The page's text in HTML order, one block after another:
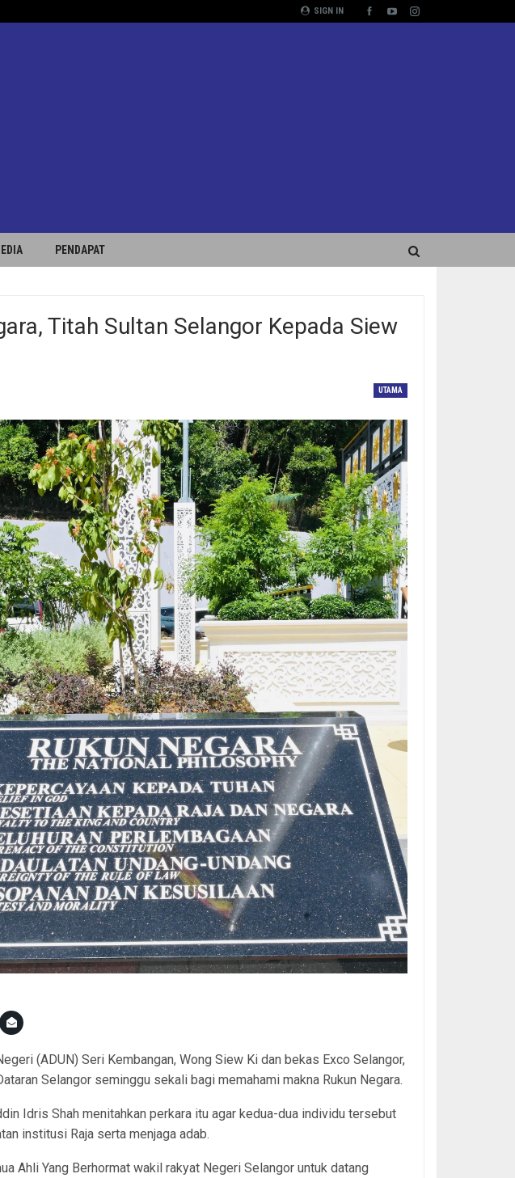
SIGN IN
PENDAPAT
Titah Sultan Selangor Kepada Siew
UTAMA
(ADUN) Seri Kembangan, Wong Siew Ki dan bekas Exco Selangor,
Selangor seminggu sekali bagi memahami makna Rukun Negara.
Idris Shah menitahkan perkara itu agar kedua-dua individu tersebut
institusi Raja serta menjaga adab.
Ahli Yang Berhormat wakil rakyat Negeri Selangor untuk datang